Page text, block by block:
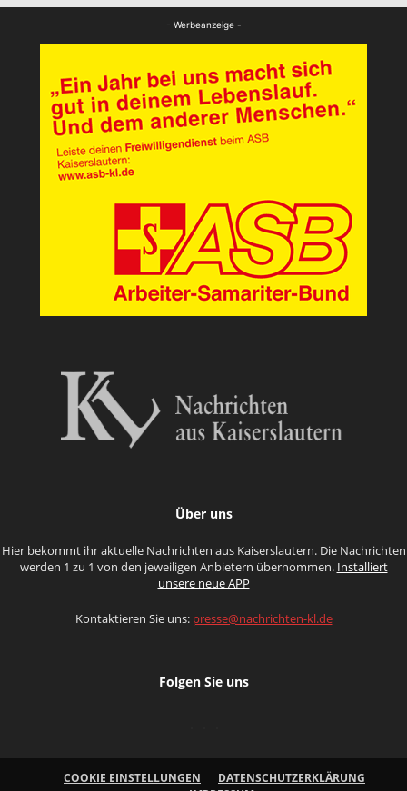
- Werbeanzeige -
Über uns
Hier bekommt ihr aktuelle Nachrichten aus Kaiserslautern. Die Nachrichten
werden 1 zu 1 von den jeweiligen Anbietern übernommen. Installiert
unsere neue APP
Kontaktieren Sie uns: presse@nachrichten-kl.de
Folgen Sie uns
COOKIE EINSTELLUNGEN
DATENSCHUTZERKLÄRUNG